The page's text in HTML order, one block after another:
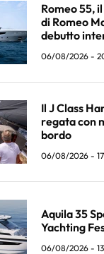
Romeo 55,
di Romeo
debutto
06/08/2026 -
Il J Class
regata con
bordo
06/08/2026 -
Aquila 35
Yachting
06/08/2026 -